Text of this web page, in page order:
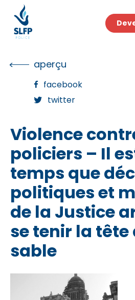
content
aperçu
facebook
twitter
Violence
policiers – Il
temps que
politiques et
de la Justice
se tenir la tête
sable